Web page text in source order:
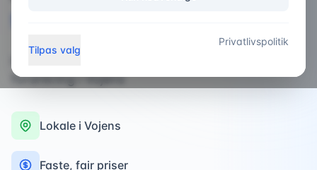
professionel VVS-installatør med lokal
forankring i Vojens
Lokale i Vojens
Faste, fair priser
Tilpas valg
Privatlivspolitik